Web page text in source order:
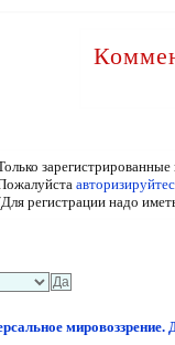
регистрации надо
мировоззрение.